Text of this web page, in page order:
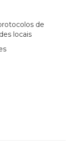
de
locais